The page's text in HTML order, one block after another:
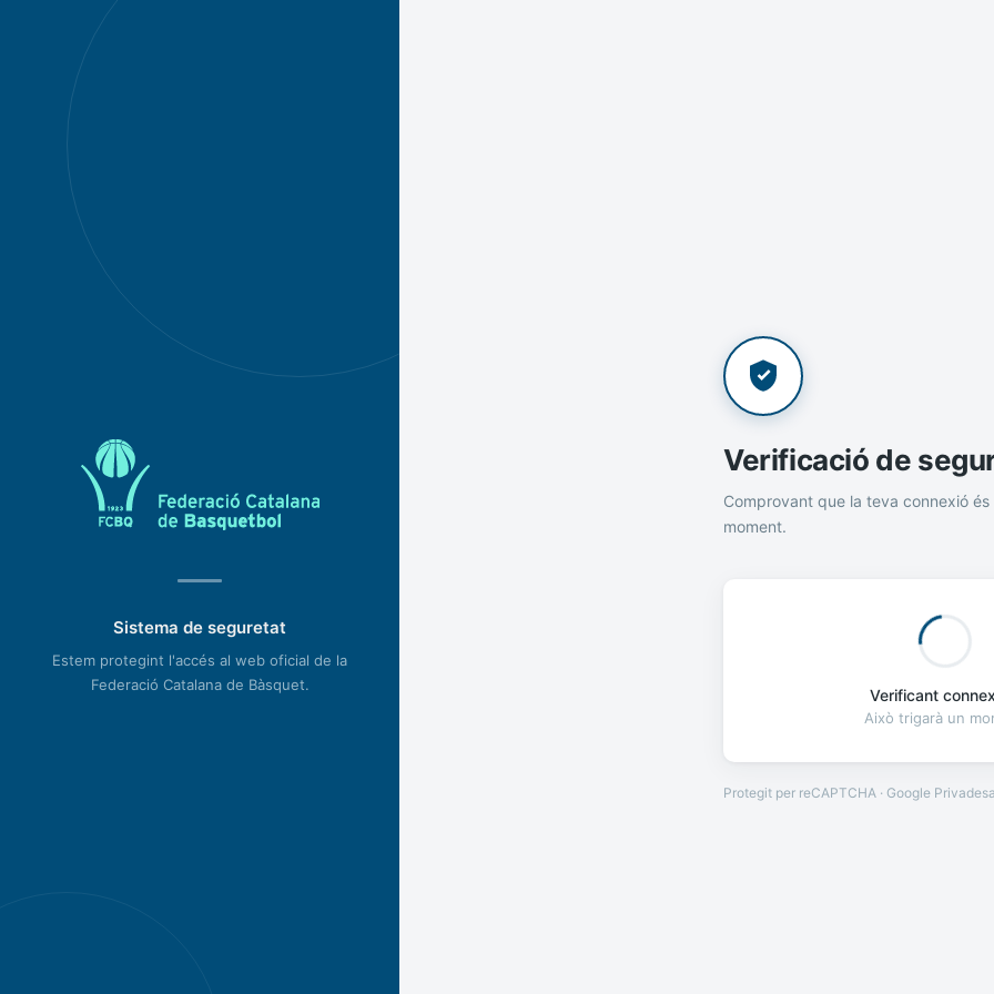
Sistema de seguretat
Estem protegint l'accés al web oficial de la
Federació Catalana de Bàsquet.
Verificació de
Comprovant que la teva connexió és
moment.
Verificant
Això trigarà un
Protegit per reCAPTCHA · Google Privadesa